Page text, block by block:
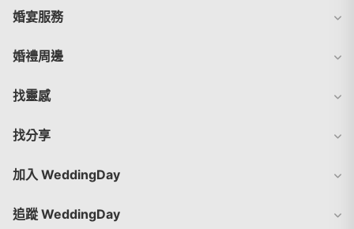
婚宴服務
婚禮周邊
找靈感
找分享
加入 WeddingDay
追蹤 WeddingDay